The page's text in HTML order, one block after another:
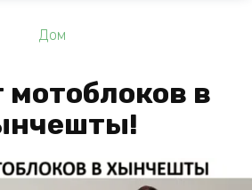
Дом
мотоблоков в